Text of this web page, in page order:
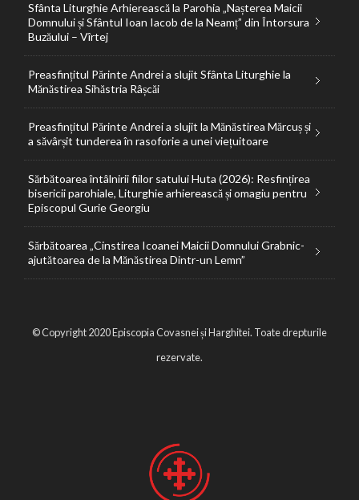
Sfânta Liturghie Arhierească la Parohia „Nașterea Maicii
Domnului și Sfântul Ioan Iacob de la Neamț” din Întorsura
Buzăului – Vîrtej
Preasfințitul Părinte Andrei a slujit Sfânta Liturghie la
Mănăstirea Sihăstria Râșcăi
Preasfințitul Părinte Andrei a slujit la Mănăstirea Mărcuș și
a săvârșit tunderea în rasoforie a unei viețuitoare
Sărbătoarea întâlnirii fiilor satului Huta (2026): Resfințirea
bisericii parohiale, Liturghie arhierească și omagiu pentru
Episcopul Gurie Georgiu
Sărbătoarea „Cinstirea Icoanei Maicii Domnului Grabnic-
ajutătoarea de la Mănăstirea Dintr-un Lemn”
© Copyright 2020 Episcopia Covasnei și Harghitei. Toate drepturile
rezervate.